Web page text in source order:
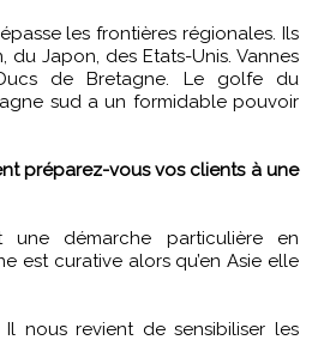
les frontières régionales. Ils
Japon, des Etats-Unis. Vannes
de Bretagne. Le golfe du
sud a un formidable pouvoir
préparez-vous vos clients à une
une démarche particulière en
est curative alors qu’en Asie elle
nous revient de sensibiliser les